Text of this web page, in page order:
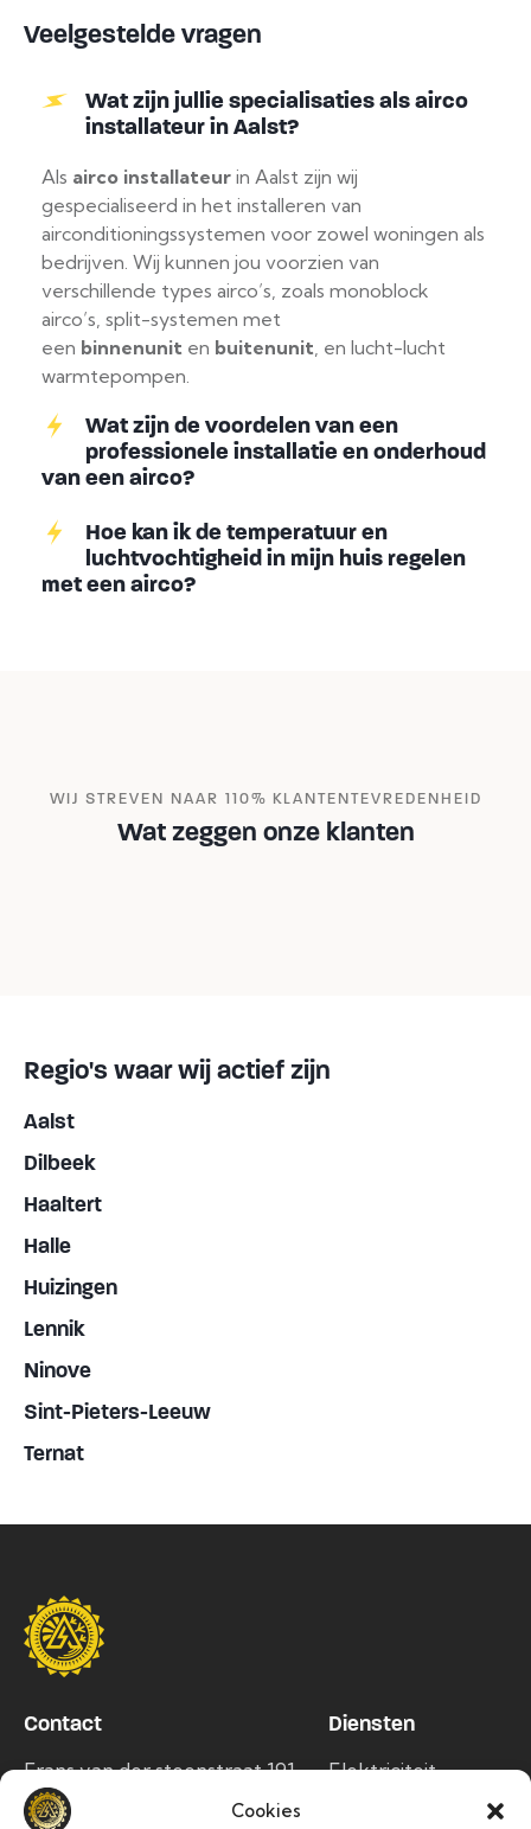
Cookies
Veelgestelde vragen
Wat zijn jullie specialisaties als airco
installateur in Aalst?
Als airco installateur in Aalst zijn wij
gespecialiseerd in het installeren van
airconditioningssystemen voor zowel woningen als
bedrijven. Wij kunnen jou voorzien van
verschillende types airco’s, zoals monoblock
airco’s, split-systemen met
een binnenunit en buitenunit , en lucht-lucht
warmtepompen.
Wat zijn de voordelen van een
professionele installatie en onderhoud
van een airco?
Hoe kan ik de temperatuur en
luchtvochtigheid in mijn huis regelen
met een airco?
WIJ STREVEN NAAR 110% KLANTENTEVREDENHEID
Wat zeggen onze klanten
Regio's waar wij actief zijn
Aalst
Dilbeek
Haaltert
Halle
Huizingen
Lennik
Ninove
Sint-Pieters-Leeuw
Ternat
Contact
Frans van der steenstraat 191,
1750 Lennik
Diensten
Elektriciteit